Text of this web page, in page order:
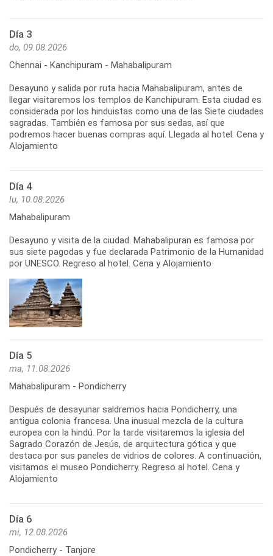
Día 3
do, 09.08.2026
Chennai - Kanchipuram - Mahabalipuram
Desayuno y salida por ruta hacia Mahabalipuram, antes de
llegar visitaremos los templos de Kanchipuram. Esta ciudad es
considerada por los hinduistas como una de las Siete ciudades
sagradas. También es famosa por sus sedas, así que
podremos hacer buenas compras aquí. Llegada al hotel. Cena y
Alojamiento
Día 4
lu, 10.08.2026
Mahabalipuram
Desayuno y visita de la ciudad. Mahabalipuran es famosa por
sus siete pagodas y fue declarada Patrimonio de la Humanidad
por UNESCO. Regreso al hotel. Cena y Alojamiento
Día 5
ma, 11.08.2026
Mahabalipuram - Pondicherry
Después de desayunar saldremos hacia Pondicherry, una
antigua colonia francesa. Una inusual mezcla de la cultura
europea con la hindú. Por la tarde visitaremos la iglesia del
Sagrado Corazón de Jesús, de arquitectura gótica y que
destaca por sus paneles de vidrios de colores. A continuación,
visitamos el museo Pondicherry. Regreso al hotel. Cena y
Alojamiento
Día 6
mi, 12.08.2026
Pondicherry - Tanjore